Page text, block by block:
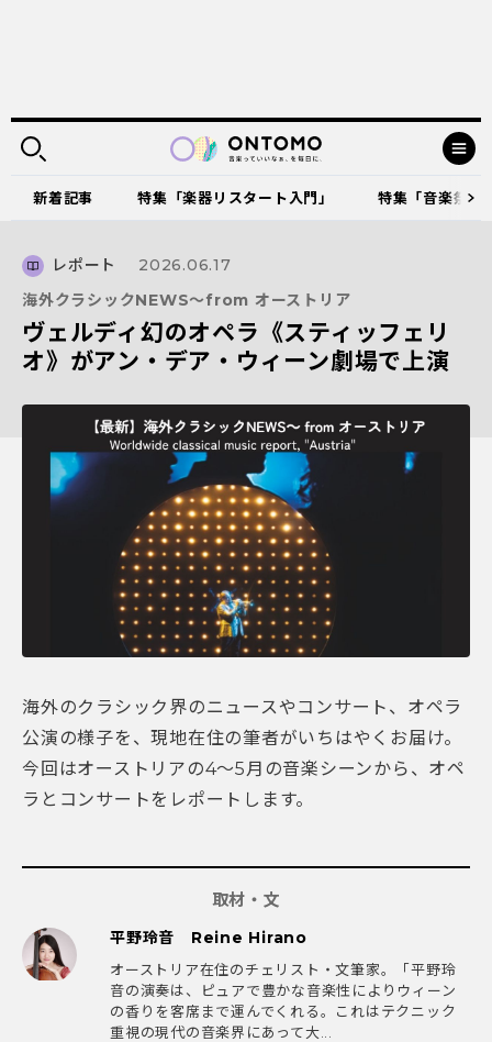
新着記事 特集「楽器リスタート入門」 特集「音楽祭
レポート
2026.06.17
海外クラシックNEWS～from オーストリア
ヴェルディ幻のオペラ《スティッフェリ
オ》がアン・デア・ウィーン劇場で上演
海外のクラシック界のニュースやコンサート、オペラ
公演の様子を、現地在住の筆者がいちはやくお届け。
今回はオーストリアの4～5月の音楽シーンから、オペ
ラとコンサートをレポートします。
取材・文
平野玲音 Reine Hirano
オーストリア在住のチェリスト・文筆家。「平野玲
音の演奏は、ピュアで豊かな音楽性によりウィーン
の香りを客席まで運んでくれる。これはテクニック
重視の現代の音楽界にあって大...